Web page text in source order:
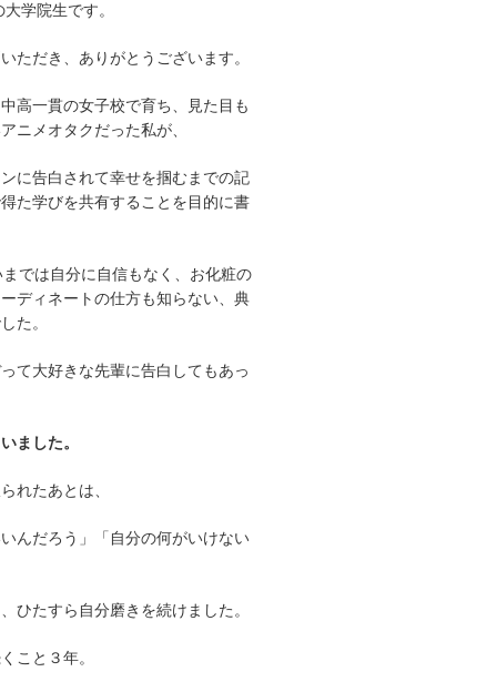
学院生です。
ただき、ありがとうございます。
高一貫の女子校で育ち、見た目も
ニメオタクだった私が、
に告白されて幸せを掴むまでの記
た学びを共有することを目的に書
では自分に自信もなく、お化粧の
ディネートの仕方も知らない、典
た。
て大好きな先輩に告白してもあっ
ました。
れたあとは、
んだろう」「自分の何がいけない
ひたすら自分磨きを続けました。
こと３年。